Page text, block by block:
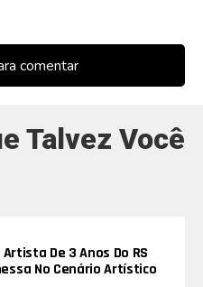
comentar
Talvez Você
De 3 Anos Do RS
No Cenário Artístico